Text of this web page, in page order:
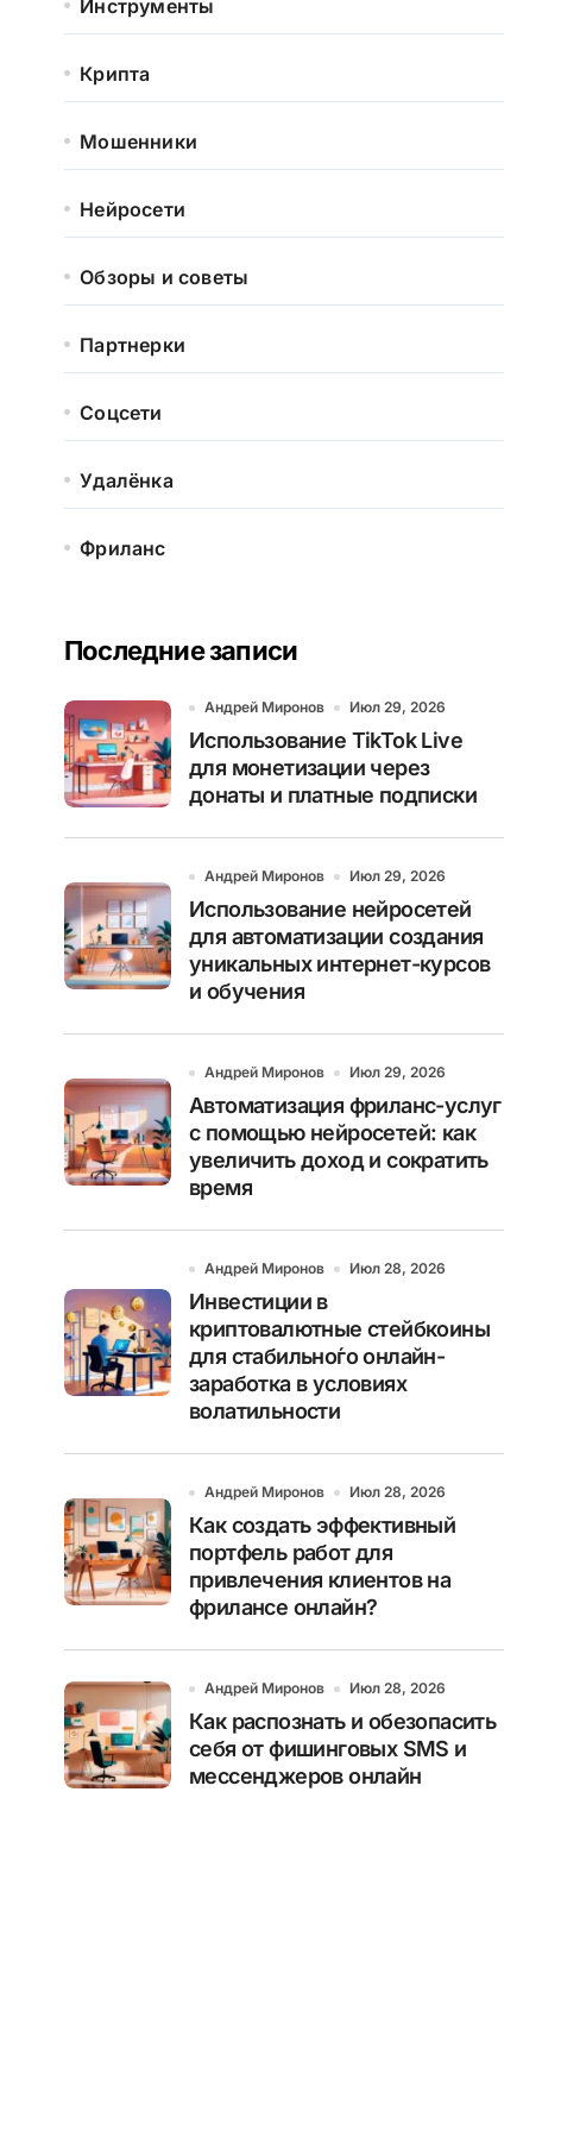
Инструменты
Крипта
Мошенники
Нейросети
Обзоры и советы
Партнерки
Соцсети
Удалёнка
Фриланс
Последние записи
Андрей Миронов Июл 29, 2026
Использование TikTok Live
для монетизации через
донаты и платные подписки
Андрей Миронов Июл 29, 2026
Использование нейросетей
для автоматизации создания
уникальных интернет-курсов
и обучения
Андрей Миронов Июл 29, 2026
Автоматизация фриланс-услуг
с помощью нейросетей: как
увеличить доход и сократить
время
Андрей Миронов Июл 28, 2026
Инвестиции в
криптовалютные стейбкоины
для стабильно́го онлайн-
заработка в условиях
волатильности
Андрей Миронов Июл 28, 2026
Как создать эффективный
портфель работ для
привлечения клиентов на
фрилансе онлайн?
Андрей Миронов Июл 28, 2026
Как распознать и обезопасить
себя от фишинговых SMS и
мессенджеров онлайн